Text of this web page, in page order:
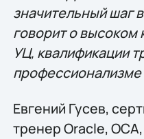
значительный шаг
говорит о высоком
УЦ, квалификации
Евгений Гусев,
тренер Oracle,